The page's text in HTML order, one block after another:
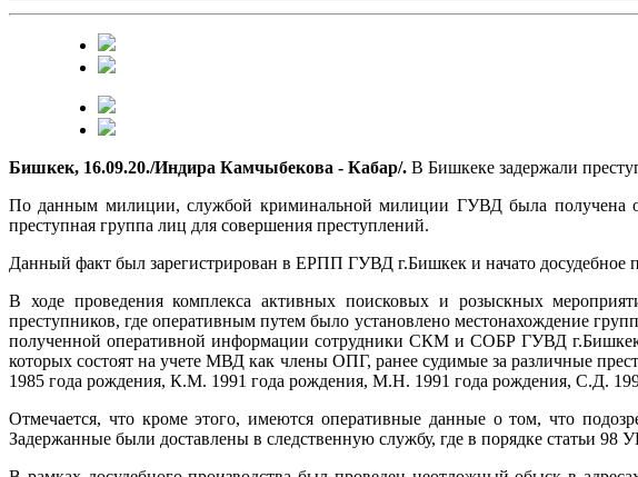
Бишкек, 16.09.20./Индира Камчыбекова - Кабар/. В Бишкеке задержали
По данным милиции, службой криминальной милиции ГУВД была получена
преступная группа лиц для совершения преступлений.
Данный факт был зарегистрирован в ЕРПП ГУВД г.Бишкек и начато досудебное
В ходе проведения комплекса активных поисковых и розыскных
преступников, где оперативным путем было установлено местонахождение
полученной оперативной информации сотрудники СКМ и СОБР ГУВД г.Бишкек
которых состоят на учете МВД как члены ОПГ, ранее судимые за различные
1985 года рождения, К.М. 1991 года рождения, М.Н. 1991 года рождения, С.Д.
Отмечается, что кроме этого, имеются оперативные данные о том, что
Задержанные были доставлены в следственную службу, где в порядке статьи